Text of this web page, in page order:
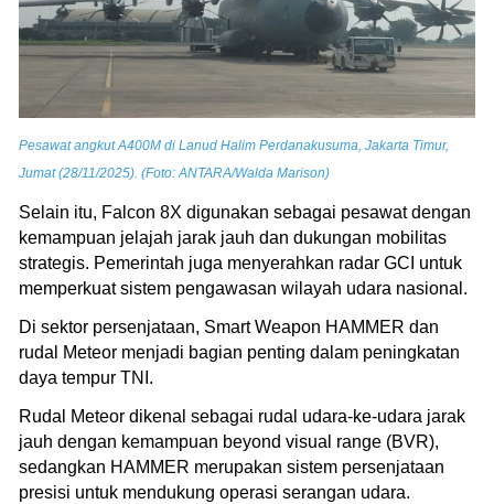
Pesawat angkut A400M di Lanud Halim Perdanakusuma, Jakarta Timur,
Jumat (28/11/2025). (Foto: ANTARA/Walda Marison)
Selain itu, Falcon 8X digunakan sebagai pesawat dengan
kemampuan jelajah jarak jauh dan dukungan mobilitas
strategis. Pemerintah juga menyerahkan radar GCI untuk
memperkuat sistem pengawasan wilayah udara nasional.
Di sektor persenjataan, Smart Weapon HAMMER dan
rudal Meteor menjadi bagian penting dalam peningkatan
daya tempur TNI.
Rudal Meteor dikenal sebagai rudal udara-ke-udara jarak
jauh dengan kemampuan beyond visual range (BVR),
sedangkan HAMMER merupakan sistem persenjataan
presisi untuk mendukung operasi serangan udara.